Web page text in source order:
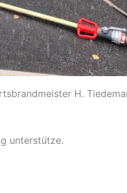
H.
unterstütze.